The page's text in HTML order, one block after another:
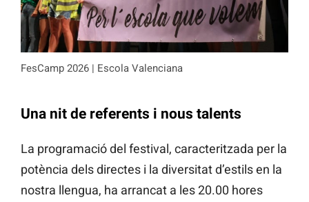
FesCamp 2026 | Escola Valenciana
Una nit de referents i nous talents
La programació del festival, caracteritzada per la
potència dels directes i la diversitat d’estils en la
nostra llengua, ha arrancat a les 20.00 hores